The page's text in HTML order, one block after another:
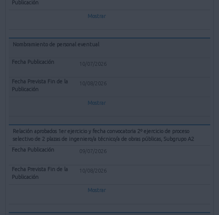
Mostrar
Nombramiento de personal eventual
10/07/2026
10/08/2026
Mostrar
Relación aprobados 1er ejercicio y fecha convocatoria 2º ejercicio de proceso
selectivo de 2 plazas de ingeniero/a técnico/a de obras públicas, Subgrupo A2
09/07/2026
10/08/2026
Mostrar